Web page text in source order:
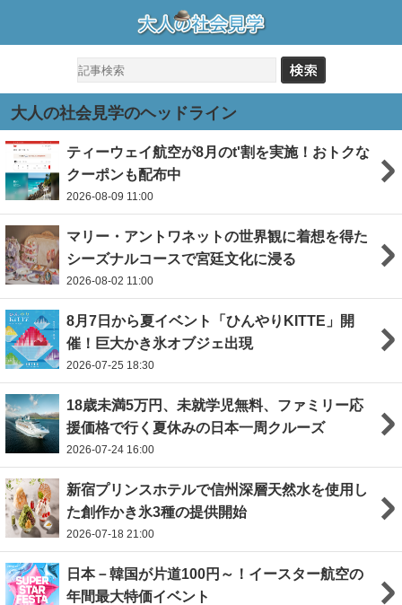
大人の社会見学のヘッドライン
ティーウェイ航空が8月のt'割を実施！おトクな
クーポンも配布中
2026-08-09 11:00
マリー・アントワネットの世界観に着想を得た
シーズナルコースで宮廷文化に浸る
2026-08-02 11:00
8月7日から夏イベント「ひんやりKITTE」開
催！巨大かき氷オブジェ出現
2026-07-25 18:30
18歳未満5万円、未就学児無料、ファミリー応
援価格で行く夏休みの日本一周クルーズ
2026-07-24 16:00
新宿プリンスホテルで信州深層天然水を使用し
た創作かき氷3種の提供開始
2026-07-18 21:00
日本－韓国が片道100円～！イースター航空の
年間最大特価イベント